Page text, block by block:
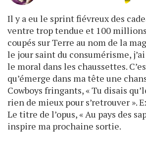
Il y a eu le sprint fiévreux des
ventre trop tendue et 100
coupés sur Terre au nom de la
le jour saint du consumérisme,
le moral dans les chaussettes.
qu’émerge dans ma tête une
Cowboys fringants, « Tu disais
rien de mieux pour s’retrouver ».
Le titre de l’opus, « Au pays des
inspire ma prochaine sortie.